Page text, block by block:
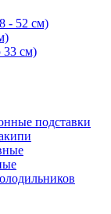
- 52 см)
33 см)
подставки